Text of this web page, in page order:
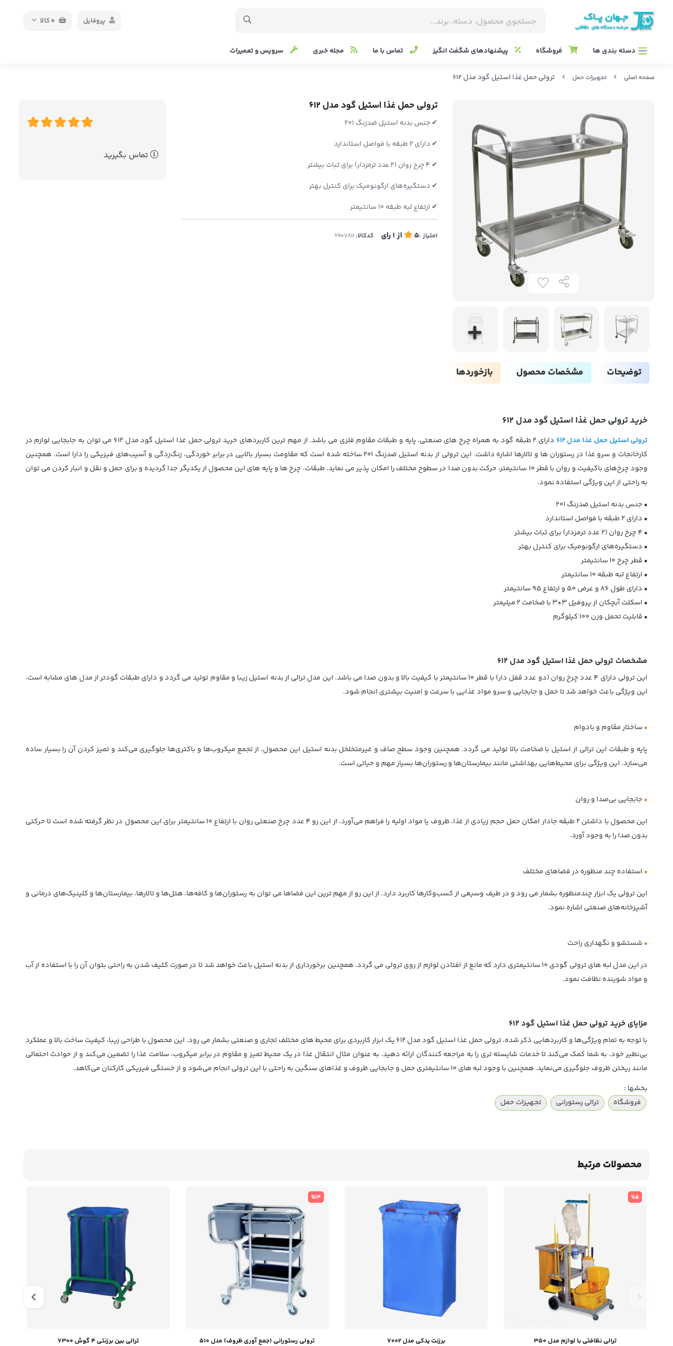
0کالا پروفایل
دسته بندی ها فروشگاه پیشنهادهای شگفت انگیز تماس با ما مجله خبری سرویس و تعمیرات
صفحه اصلی تجهیزات حمل ترولی حمل غذا استیل گود مدل 612
ترولی حمل غذا استیل گود مدل 612
✔ جنس بدنه استیل ضدزنگ 201
✔ دارای 2 طبقه با فواصل استاندارد
✔ 4 چرخ روان (2 عدد ترمزدار) برای ثبات بیشتر
✔ دستگیره‌های ارگونومیک برای کنترل بهتر
✔ ارتفاع لبه طبقه 10 سانتیمتر
امتیاز :5 از 1رای کدکالا:
تماس بگیرید
توضیحات مشخصات محصول بازخوردها
خرید ترولی حمل غذا استیل گود مدل 612
ترولی استیل حمل غذا مدل 612
دارای 2 طبقه گود به همراه چرخ های صنعتی، پایه و طبقات مقاوم فلزی می باشد. از مهم ترین کاربردهای خرید ترولی حمل غذا استیل گود مدل 612 می توان به جابجایی لوازم در
کارخانجات و سرو غذا در رستوران ها و تالارها اشاره داشت. این ترولی از بدنه استیل ضدزنگ 201 ساخته شده است که مقاومت بسیار بالایی در برابر خوردگی، زنگ‌زدگی و آسیب‌های فیزیکی را دارا است. همچنین
وجود چرخ‌های باکیفیت و روان با قطر 10 سانتیمتر، حرکت بدون صدا در سطوح مختلف را امکان پذیر می نماید. طبقات، چرخ ها و پایه های این محصول از یکدیگر جدا گردیده و برای حمل و نقل و انبار کردن می توان
به راحتی از این ویژگی استفاده نمود.
• جنس بدنه استیل ضدزنگ 201
• دارای 2 طبقه با فواصل استاندارد
• 4 چرخ روان (2 عدد ترمزدار) برای ثبات بیشتر
• دستگیره‌های ارگونومیک برای کنترل بهتر
• قطر چرخ 10 سانتیمتر
• ارتفاع لبه طبقه 10 سانتیمتر
• دارای طول 86 و عرض 50 و ارتفاع 95 سانتیمتر
• اسکلت آبچکان از پروفیل ۳*۳ با ضخامت ۲ میلیمتر
• قابلیت تحمل وزن 100 کیلوگرم
مشخصات ترولی حمل غذا استیل گود مدل 612
این ترولی دارای 4 عدد چرخ روان (دو عدد قفل دار) با قطر 10 سانتیمتر با کیفیت بالا و بدون صدا می باشد. این مدل ترالی از بدنه استیل زیبا و مقاوم تولید می گردد و دارای طبقات گودتر از مدل های مشابه است.
این ویژگی باعث خواهد شد تا حمل و جابجایی و سرو مواد غذایی با سرعت و امنیت بیشتری انجام شود.
•ساختار مقاوم و بادوام
پایه و طبقات این ترالی از استیل با ضخامت بالا تولید می گردد. همچنین وجود سطح صاف و غیرمتخلخل بدنه استیل این محصول، از تجمع میکروب‌ها و باکتری‌ها جلوگیری می‌کند و تمیز کردن آن را بسیار ساده
می‌سازد. این ویژگی برای محیط‌هایی بهداشتی مانند بیمارستان‌ها و رستوران‌ها بسیار مهم و حیاتی است.
• جابجایی بی‌صدا و روان
این محصول با داشتن 2 طبقه جادار امکان حمل حجم زیادی از غذا، ظروف یا مواد اولیه را فراهم می‌آورد. از این رو 4 عدد چرخ صنعتی روان با ارتفاع 10 سانتیمتر برای این محصول در نظر گرفته شده است تا حرکتی
بدون صدا را به وجود آورد.
• استفاده چند منظوره در فضاهای مختلف
این ترولی یک ابزار چندمنظوره بشمار می رود و در طیف وسیعی از کسب‌وکارها کاربرد دارد. از این رو از مهم ترین این فضاها می توان به رستوران‌ها و کافه‌ها، هتل‌ها و تالارها، بیمارستان‌ها و کلینیک‌های درمانی و
آشپزخانه‌های صنعتی اشاره نمود.
•شستشو و نگهداری راحت
در این مدل لبه های ترولی گودی 10 سانتیمتری دارد که مانع از افتادن لوازم از روی ترولی می گردد. همچنین برخورداری از بدنه استیل باعث خواهد شد تا در صورت کثیف شدن به راحتی بتوان آن را با استفاده از آب
و مواد شوینده نظافت نمود.
مزایای خرید ترولی حمل غذا استیل گود 612
با توجه به تمام ویژگی‌ها و کاربردهایی ذکر شده، ترولی حمل غذا استیل گود مدل 612 یک ابزار کاربردی برای محیط های مختلف تجاری و صنعتی بشمار می رود. این محصول با طراحی زیبا، کیفیت ساخت بالا و عملکرد
بی‌نظیر خود، به شما کمک می‌کند تا خدمات شایسته تری را به مراجعه کنندگان ارائه دهید. به عنوان مثال انتقال غذا در یک محیط تمیز و مقاوم در برابر میکروب، سلامت غذا را تضمین می‌کند و از حوادث احتمالی
مانند ریختن ظروف جلوگیری می‌نماید. همچنین با وجود لبه های 10 سانتیمتری حمل و جابجایی ظروف و غذاهای سنگین به راحتی با این ترولی انجام می‌شود و از خستگی فیزیکی کارکنان می‌کاهد.
بخشها :
فروشگاه
ترالی رستورانی تجهیزات حمل
محصولات مرتبط
%5
ترالی نظافتی با لوازم مدل 350 برزنت یدکی مدل 7002
%14
ترولی رستورانی (جمع آوری ظروف) مدل 510 ترالی بین برزنتی ۴ گوش 7300